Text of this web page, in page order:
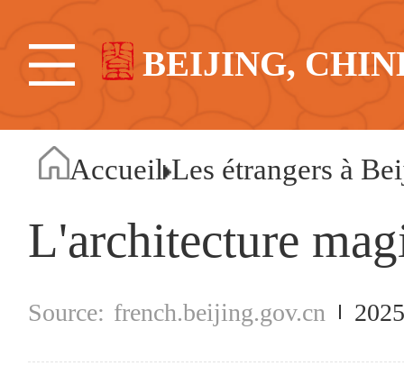
BEIJING,
Accueil Les étrangers à
L'architecture
french.beijing.gov.cn